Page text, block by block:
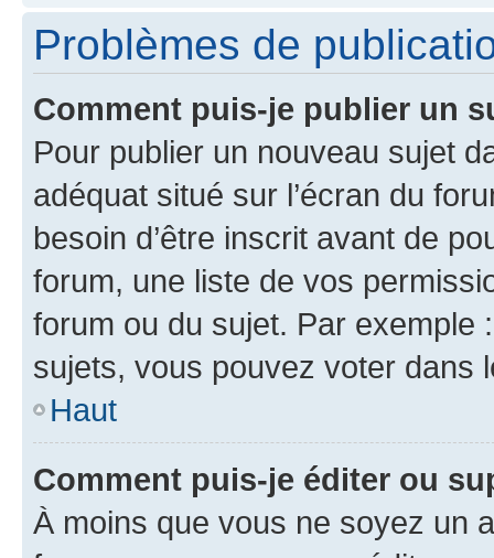
Problèmes de
Comment puis-je publier un
Pour publier un nouveau sujet
adéquat situé sur l’écran du
besoin d’être inscrit avant de
forum, une liste de vos
forum ou du sujet. Par exemple
sujets, vous pouvez voter dans
Haut
Comment puis-je éditer ou
À moins que vous ne soyez un